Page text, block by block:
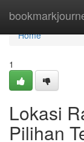
Home
Home
1
Lokasi
Pilihan